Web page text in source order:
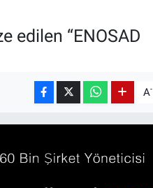
edilen “ENOSAD
A-